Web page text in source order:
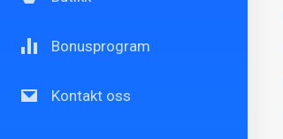
Bonusprogram
Kontakt oss